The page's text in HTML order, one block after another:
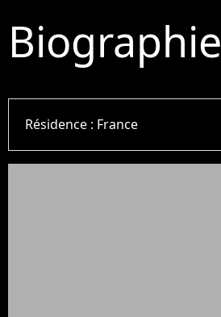
Biographie
Résidence : France